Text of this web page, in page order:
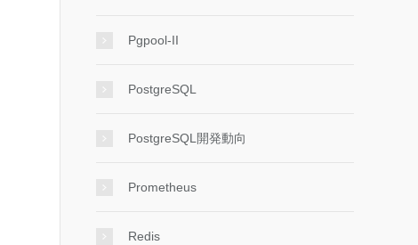
Pgpool-II
PostgreSQL
PostgreSQL開発動向
Prometheus
Redis